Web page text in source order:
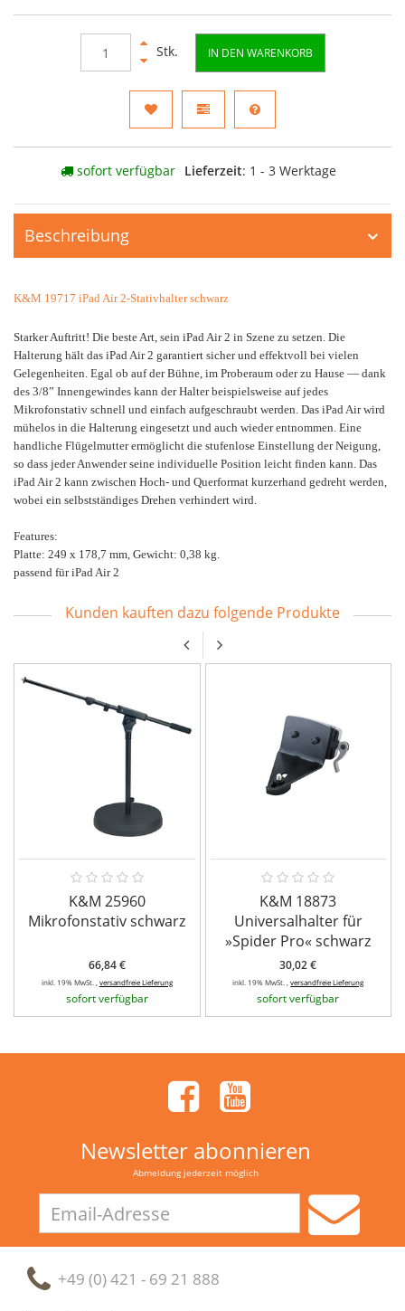
Stk. IN DEN WARENKORB
sofort verfügbar Lieferzeit: 1 - 3 Werktage
Beschreibung
K&M 19717 iPad Air 2-Stativhalter schwarz
Starker Auftritt! Die beste Art, sein iPad Air 2 in Szene zu setzen. Die
Halterung hält das iPad Air 2 garantiert sicher und effektvoll bei vielen
Gelegenheiten. Egal ob auf der Bühne, im Proberaum oder zu Hause — dank
des 3/8” Innengewindes kann der Halter beispielsweise auf jedes
Mikrofonstativ schnell und einfach aufgeschraubt werden. Das iPad Air wird
mühelos in die Halterung eingesetzt und auch wieder entnommen. Eine
handliche Flügelmutter ermöglicht die stufenlose Einstellung der Neigung,
so dass jeder Anwender seine individuelle Position leicht finden kann. Das
iPad Air 2 kann zwischen Hoch- und Querformat kurzerhand gedreht werden,
wobei ein selbstständiges Drehen verhindert wird.
Features:
Platte: 249 x 178,7 mm, Gewicht: 0,38 kg.
passend für iPad Air 2
Kunden kauften dazu folgende Produkte
K&M 25960
Mikrofonstativ schwarz
66,84 €
inkl. 19% MwSt. , versandfreie Lieferung
sofort verfügbar
K&M 18873
Universalhalter für
»Spider Pro« schwarz
30,02 €
inkl. 19% MwSt. ,versandfreie Lieferung
sofort verfügbar
Newsletter abonnieren
Abmeldung jederzeit möglich
Adresse
+49 (0) 421 - 69 21 888